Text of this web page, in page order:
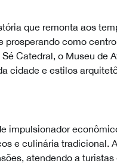
que remonta aos
prosperando como
Catedral, o Museu de
cidade e estilos
impulsionador
e culinária tradicional.
atendendo a